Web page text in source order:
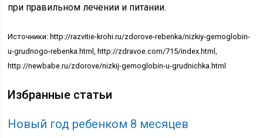
при правильном лечении и питании.
Источники: http://razvitie-krohi.ru/zdorove-rebenka/nizkiy-gemoglobin-
u-grudnogo-rebenka.html, http://zdravoe.com/715/index.html,
http://newbabe.ru/zdorove/nizkij-gemoglobin-u-grudnichka.html
Избранные статьи
Новый год ребенком 8 месяцев